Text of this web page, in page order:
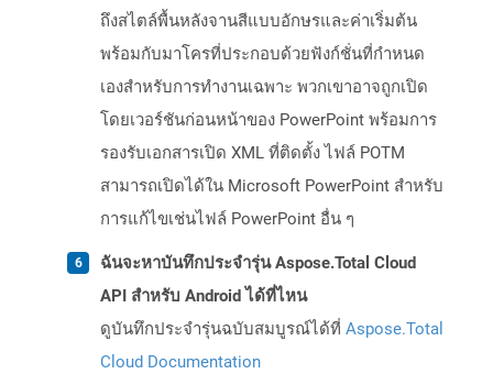
ถึงสไตล์พื้นหลังจานสีแบบอักษรและค่าเริ่มต้น
พร้อมกับมาโครที่ประกอบด้วยฟังก์ชั่นที่กำหนด
เองสำหรับการทำงานเฉพาะ พวกเขาอาจถูกเปิด
โดยเวอร์ชันก่อนหน้าของ PowerPoint พร้อมการ
รองรับเอกสารเปิด XML ที่ติดตั้ง ไฟล์ POTM
สามารถเปิดได้ใน Microsoft PowerPoint สำหรับ
การแก้ไขเช่นไฟล์ PowerPoint อื่น ๆ
ฉันจะหาบันทึกประจำรุ่น Aspose.Total Cloud
API สำหรับ Android ได้ที่ไหน
ดูบันทึกประจำรุ่นฉบับสมบูรณ์ได้ที่ Aspose.Total
Cloud Documentation